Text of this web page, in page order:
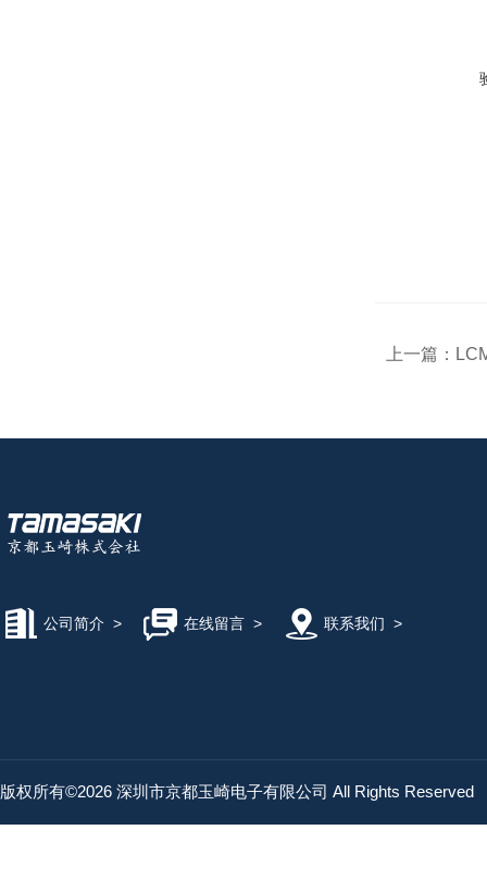
上一篇：
公司简介 > 在线留言> 联系我们 >
版权所有©2026 深圳市京都玉崎电子有限公司 All Rights Reserved